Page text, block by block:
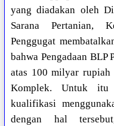
yang diadakan oleh
Sarana Pertanian,
Penggugat
bahwa Pengadaan BLP
atas 100 milyar rupiah
Komplek. Untuk itu
kualifikasi
dengan hal